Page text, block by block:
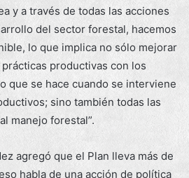
y a través de todas las acciones
del sector forestal, hacemos
lo que implica no sólo mejorar
productivas con los
que se hace cuando se interviene
sino también todas las
manejo forestal”.
agregó que el Plan lleva más de
habla de una acción de política